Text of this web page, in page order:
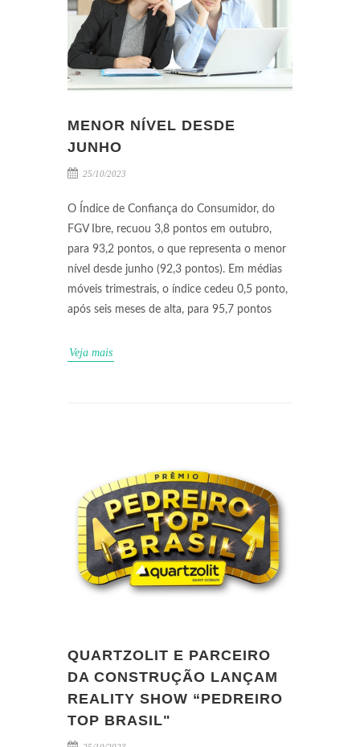
MENOR NÍVEL DESDE
JUNHO
25/10/2023
O Índice de Confiança do Consumidor, do
FGV Ibre, recuou 3,8 pontos em outubro,
para 93,2 pontos, o que representa o menor
nível desde junho (92,3 pontos). Em médias
móveis trimestrais, o índice cedeu 0,5 ponto,
após seis meses de alta, para 95,7 pontos
Veja mais
QUARTZOLIT E PARCEIRO
DA CONSTRUÇÃO LANÇAM
REALITY SHOW “PEDREIRO
TOP BRASIL"